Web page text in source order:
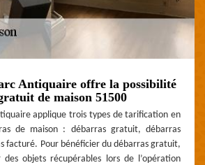
Antiquaire offre la possibilité
de maison 51500
applique trois types de tarification en
de maison : débarras gratuit, débarras
facturé. Pour bénéficier du débarras gratuit,
objets récupérables lors de l’opération